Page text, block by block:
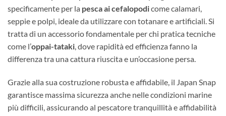
specificamente per la pesca ai cefalopodicome calamari,
seppie e polpi, ideale da utilizzare con totanare e artificiali. Si
tratta di un accessorio fondamentale per chi pratica tecniche
come l’oppai-tataki, dove rapidità ed efficienza fanno la
differenza tra una cattura riuscita e un’occasione persa.
Grazie alla sua costruzione robusta e affidabile, il Japan Snap
garantisce massima sicurezza anche nelle condizioni marine
più difficili, assicurando al pescatore tranquillità e affidabilità